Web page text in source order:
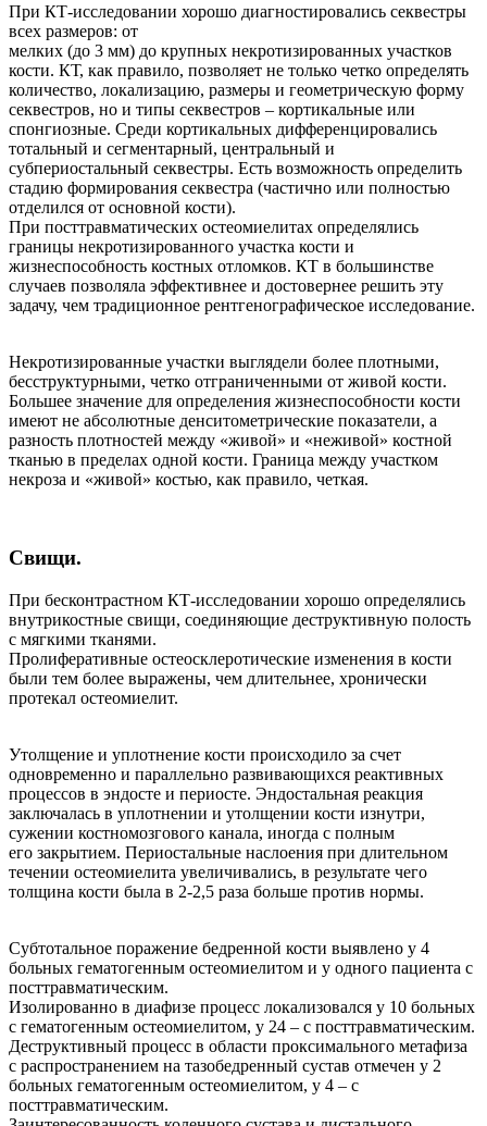
При КТ-исследовании хорошо диагностировались секвестры
всех размеров: от
мелких (до 3 мм) до крупных некротизированных участков
кости. КТ, как правило, позволяет не только четко определять
количество, локализацию, размеры и геометрическую форму
секвестров, но и типы секвестров – кортикальные или
спонгиозные. Среди кортикальных дифференцировались
тотальный и сегментарный, центральный и
субпериостальный секвестры. Есть возможность определить
стадию формирования секвестра (частично или полностью
отделился от основной кости).
При посттравматических остеомиелитах определялись
границы некротизированного участка кости и
жизнеспособность костных отломков. КТ в большинстве
случаев позволяла эффективнее и достовернее решить эту
задачу, чем традиционное рентгенографическое исследование.
Некротизированные участки выглядели более плотными,
бесструктурными, четко отграниченными от живой кости.
Большее значение для определения жизнеспособности кости
имеют не абсолютные денситометрические показатели, а
разность плотностей между «живой» и «неживой» костной
тканью в пределах одной кости. Граница между участком
некроза и «живой» костью, как правило, четкая.
Свищи.
При бесконтрастном КТ-исследовании хорошо определялись
внутрикостные свищи, соединяющие деструктивную полость
с мягкими тканями.
Пролиферативные остеосклеротические изменения в кости
были тем более выражены, чем длительнее, хронически
протекал остеомиелит.
Утолщение и уплотнение кости происходило за счет
одновременно и параллельно развивающихся реактивных
процессов в эндосте и периосте. Эндостальная реакция
заключалась в уплотнении и утолщении кости изнутри,
сужении костномозгового канала, иногда с полным
его закрытием. Периостальные наслоения при длительном
течении остеомиелита увеличивались, в результате чего
толщина кости была в 2-2,5 раза больше против нормы.
Субтотальное поражение бедренной кости выявлено у 4
больных гематогенным остеомиелитом и у одного пациента с
посттравматическим.
Изолированно в диафизе процесс локализовался у 10 больных
с гематогенным остеомиелитом, у 24 – с посттравматическим.
Деструктивный процесс в области проксимального метафиза
с распространением на тазобедренный сустав отмечен у 2
больных гематогенным остеомиелитом, у 4 – с
посттравматическим.